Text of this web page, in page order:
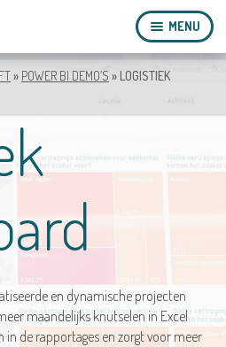
MENU
» POWER BI DEMO’S » LOGISTIEK
en dynamische projecten
maandelijks knutselen in Excel
de rapportages en zorgt voor meer